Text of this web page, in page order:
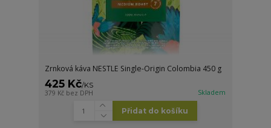
Zrnková káva NESTLE Single-Origin Colombia 450 g
425 Kč/KS
379 Kč bez DPH Skladem
Přidat do košíku